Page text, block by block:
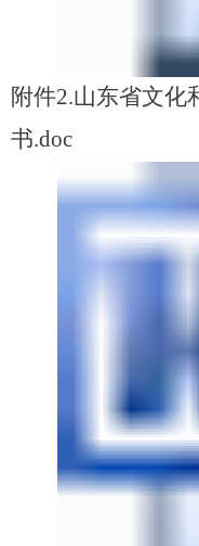
附件2.山东省文化
书.doc